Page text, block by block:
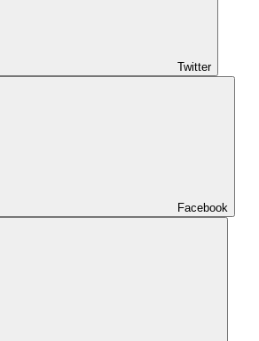
Twitter
Facebook